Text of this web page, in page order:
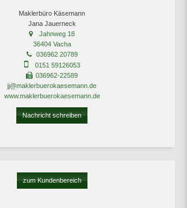
Maklerbüro Käsemann
Jana Jauerneck
Jahnweg 18
36404 Vacha
036962 20789
0151 59126053
036962-22589
jj@maklerbuerokaesemann.de
www.maklerbuerokaesemann.de
Nachricht schreiben
zum Kundenbereich